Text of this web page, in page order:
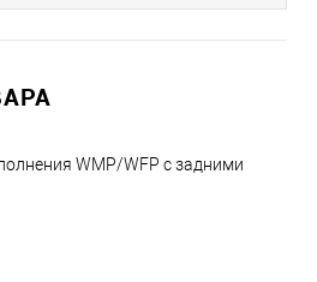
WMP/WFP с задними